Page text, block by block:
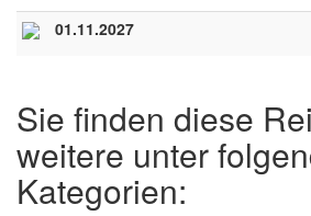
01.11.2027
Sie finden diese
weitere unter
Kategorien: